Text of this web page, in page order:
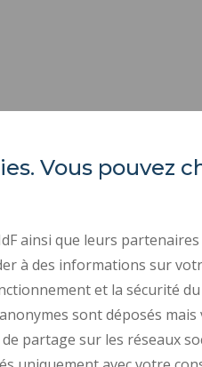
Université
Campus Mont Houy
. 59313 Valenciennes
. Tel : 03 27 51 12 34
Vous pouvez
ainsi que leurs
à des informations sur
et la sécurité
sont déposés
partage sur les réseaux